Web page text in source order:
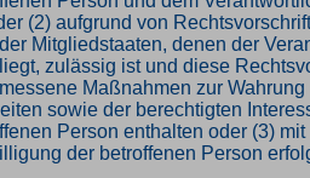
(2) aufgrund von
Mitgliedstaaten, denen der
zulässig ist und diese
Maßnahmen zur
sowie der berechtigten
Person enthalten oder (3)
der betroffenen Person